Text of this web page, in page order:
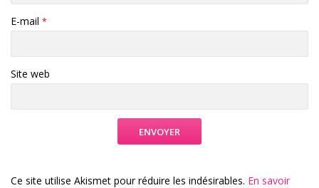
E-mail *
Site web
Ce site utilise Akismet pour réduire les indésirables. En savoir